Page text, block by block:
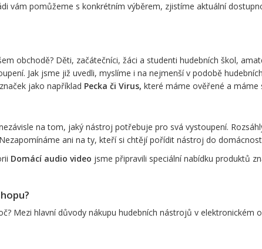
vám pomůžeme s konkrétním výběrem, zjistíme aktuální
obchodě? Děti, začátečníci, žáci a studenti hudebních škol,
Jak jsme již uvedli, myslíme i na nejmenší v podobě
jako například Pecka či Virus, které máme ověřené a máme
na tom, jaký nástroj potřebuje pro svá vystoupení.
ani na ty, kteří si chtějí pořídit nástroj do
Domácí audio video jsme připravili speciální nabídku produktů
Mezi hlavní důvody nákupu hudebních nástrojů v elektronickém